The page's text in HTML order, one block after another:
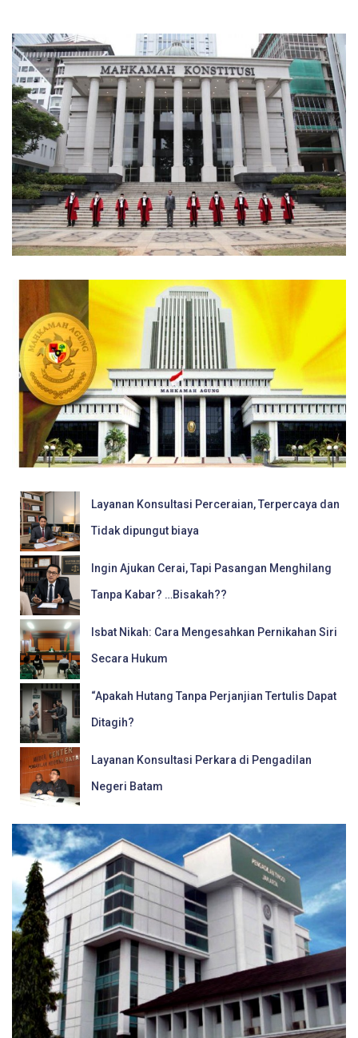
Layanan Konsultasi Perceraian, Terpercaya dan
Tidak dipungut biaya
Ingin Ajukan Cerai, Tapi Pasangan Menghilang
Tanpa Kabar? …Bisakah??
Isbat Nikah: Cara Mengesahkan Pernikahan Siri
Secara Hukum
“Apakah Hutang Tanpa Perjanjian Tertulis Dapat
Ditagih?
Layanan Konsultasi Perkara di Pengadilan
Negeri Batam